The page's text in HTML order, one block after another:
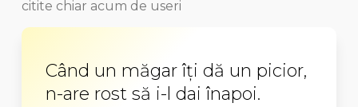
citite chiar acum de useri
Când un măgar îţi dă un picior,
n-are rost să i-l dai înapoi.